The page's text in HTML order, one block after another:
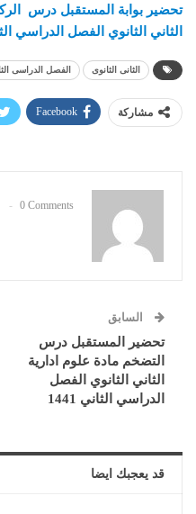
تحضير بوابة المستقبل درس
الثاني الثانوي الفصل الدراسي الثاني
الثانى الثانوى الفصل الدراسى
مشاركة Facebook
0 Comments
السابق
تحضير المستقبل درس
التضخم مادة علوم ادارية
الثاني الثانوي الفصل
الدراسي الثاني 1441
قد يعجبك ايضا